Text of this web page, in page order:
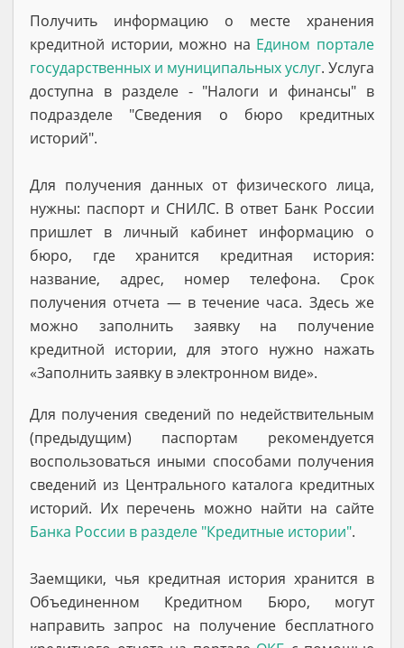
Получить информацию о месте хранения
кредитной истории, можно на Едином портале
государственных и муниципальных услуг. Услуга
доступна в разделе - "Налоги и финансы" в
подразделе "Сведения о бюро кредитных
историй".
Для получения данных от физического лица,
нужны: паспорт и СНИЛС. В ответ Банк России
пришлет в личный кабинет информацию о
бюро, где хранится кредитная история:
название, адрес, номер телефона. Срок
получения отчета — в течение часа. Здесь же
можно заполнить заявку на получение
кредитной истории, для этого нужно нажать
«Заполнить заявку в электронном виде».
Для получения сведений по недействительным
(предыдущим) паспортам рекомендуется
воспользоваться иными способами получения
сведений из Центрального каталога кредитных
историй. Их перечень можно найти на сайте
Банка России в разделе "Кредитные истории".
Заемщики, чья кредитная история хранится в
Объединенном Кредитном Бюро, могут
направить запрос на получение бесплатного